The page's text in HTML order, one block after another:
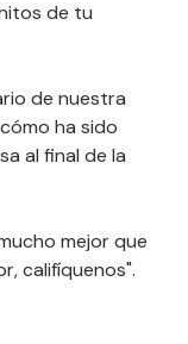
y
de tu
de nuestra
al final de la